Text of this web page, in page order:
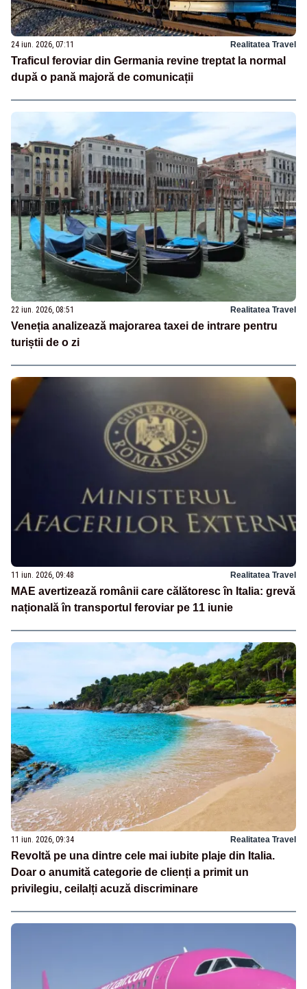
24 iun. 2026, 07:11 Realitatea Travel
Traficul feroviar din Germania revine treptat la normal
după o pană majoră de comunicații
22 iun. 2026, 08:51 Realitatea Travel
Veneția analizează majorarea taxei de intrare pentru
turiștii de o zi
11 iun. 2026, 09:48 Realitatea Travel
MAE avertizează românii care călătoresc în Italia: grevă
națională în transportul feroviar pe 11 iunie
11 iun. 2026, 09:34 Realitatea Travel
Revoltă pe una dintre cele mai iubite plaje din Italia.
Doar o anumită categorie de clienți a primit un
privilegiu, ceilalți acuză discriminare